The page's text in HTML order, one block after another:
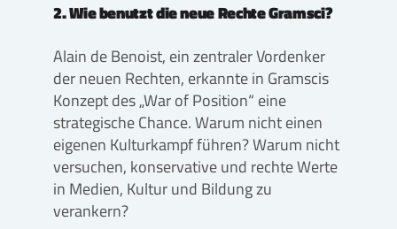
2. Wie benutzt die neue Rechte Gramsci?
Alain de Benoist, ein zentraler Vordenker
der neuen Rechten, erkannte in Gramscis
Konzept des „War of Position“ eine
strategische Chance. Warum nicht einen
eigenen Kulturkampf führen? Warum nicht
versuchen, konservative und rechte Werte
in Medien, Kultur und Bildung zu
verankern?